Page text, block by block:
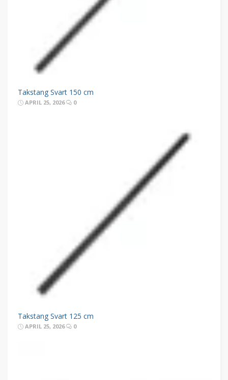
Takstang Svart 150 cm
APRIL 25, 2026 0
Takstang Svart 125 cm
APRIL 25, 2026 0